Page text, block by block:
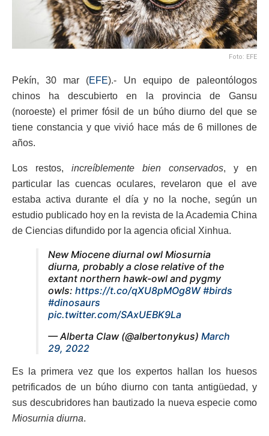
Foto: EFE
Pekín, 30 mar (EFE).- Un equipo de paleontólogos
chinos ha descubierto en la provincia de Gansu
(noroeste) el primer fósil de un búho diurno del que se
tiene constancia y que vivió hace más de 6 millones de
años.
Los restos, increíblemente bien conservados, y en
particular las cuencas oculares, revelaron que el ave
estaba activa durante el día y no la noche, según un
estudio publicado hoy en la revista de la Academia China
de Ciencias difundido por la agencia oficial Xinhua.
New Miocene diurnal owl Miosurnia
diurna, probably a close relative of the
extant northern hawk-owl and pygmy
owls: https://t.co/qXU8pMOg8W #birds
#dinosaurs
pic.twitter.com/SAxUEBK9La
— Alberta Claw (@albertonykus) March
29, 2022
Es la primera vez que los expertos hallan los huesos
petrificados de un búho diurno con tanta antigüedad, y
sus descubridores han bautizado la nueva especie como
Miosurnia diurna.